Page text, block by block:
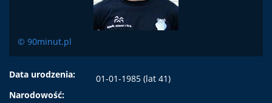
© 90minut.pl
Data urodzenia:
01-01-1985 (lat 41)
Narodowość: